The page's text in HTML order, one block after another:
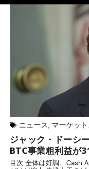
ニュース, マーケッ
ジャック・ドーシ
BTC事業粗利益が
目次 全体は好調、Cash